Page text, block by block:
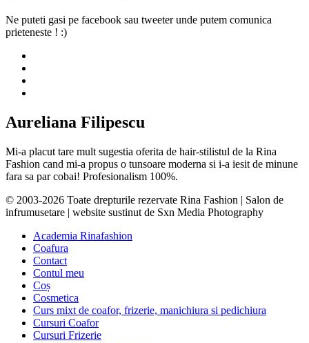
Ne puteti gasi pe facebook sau tweeter unde putem comunica
prieteneste ! :)
Aureliana Filipescu
Mi-a placut tare mult sugestia oferita de hair-stilistul de la Rina
Fashion cand mi-a propus o tunsoare moderna si i-a iesit de minune
fara sa par cobai! Profesionalism 100%.
© 2003-2026 Toate drepturile rezervate Rina Fashion | Salon de
infrumusetare | website sustinut de Sxn Media Photography
Academia Rinafashion
Coafura
Contact
Contul meu
Coș
Cosmetica
Curs mixt de coafor, frizerie, manichiura si pedichiura
Cursuri Coafor
Cursuri Frizerie